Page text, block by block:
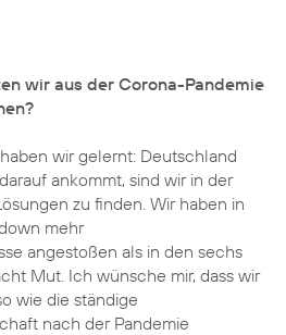
wir aus der Corona-Pandemie
wir gelernt: Deutschland
ankommt, sind wir in der
zu finden. Wir haben in
mehr
angestoßen als in den sechs
Mut. Ich wünsche mir, dass wir
wie die ständige
nach der Pandemie